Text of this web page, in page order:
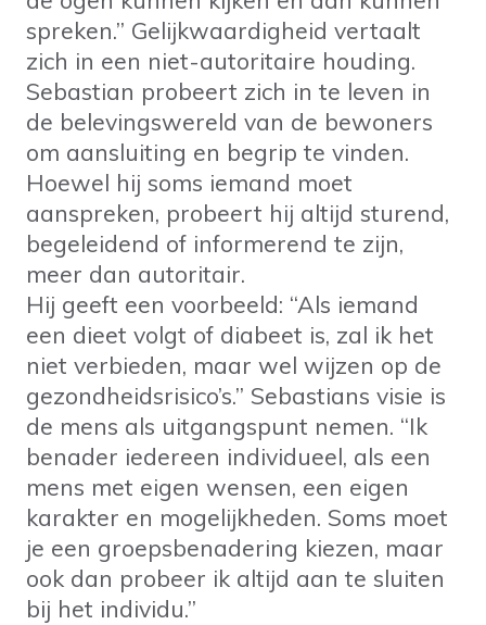
spreken.” Gelijkwaardigheid vertaalt
zich in een niet-autoritaire houding.
Sebastian probeert zich in te leven in
de belevingswereld van de bewoners
om aansluiting en begrip te vinden.
Hoewel hij soms iemand moet
aanspreken, probeert hij altijd sturend,
begeleidend of informerend te zijn,
meer dan autoritair.
Hij geeft een voorbeeld: “Als iemand
een dieet volgt of diabeet is, zal ik het
niet verbieden, maar wel wijzen op de
gezondheidsrisico’s.” Sebastians visie is
de mens als uitgangspunt nemen. “Ik
benader iedereen individueel, als een
mens met eigen wensen, een eigen
karakter en mogelijkheden. Soms moet
je een groepsbenadering kiezen, maar
ook dan probeer ik altijd aan te sluiten
bij het individu.”